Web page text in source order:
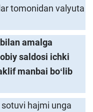
tomonidan valyuta
bilan amalga
saldosi ichki
manbai boʻlib
hajmi unga